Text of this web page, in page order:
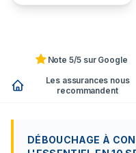
Note 5/5 sur Google
Les assurances nous
recommandent
DÉBOUCHAGE À